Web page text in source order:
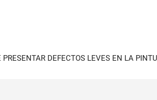
PRESENTAR DEFECTOS LEVES EN LA